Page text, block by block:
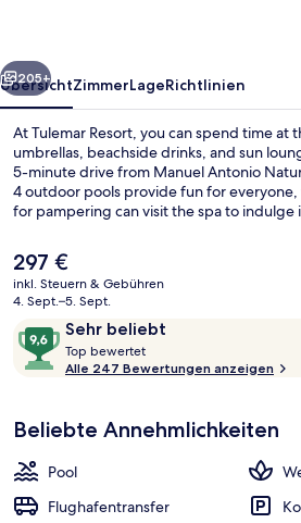
Weiter
205+
ÜbersichtZimmerLageRichtlinien
At Tulemar Resort, you can spend time at
umbrellas, beachside drinks, and sun
5-minute drive from Manuel Antonio
4 outdoor pools provide fun for
for pampering can visit the spa to indulge
ocean views and serves breakfast, lunch,
highlights include 2 bars/lounges, a
pool. Fellow travelers love the helpful staff.
Der
aktuelle
Preis
297 €.
297 €
inkl. Steuern & Gebühren
4. Sept.–5. Sept.
Bewertungen
Sehr beliebt
9,6
von
10,
beliebt
Top bewertet
o
b
r
Alle 247 Bewertungen anzeigen
Beliebte Annehmlichkeiten
Pool
Flughafentransfer